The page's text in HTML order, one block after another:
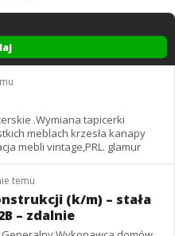
.Wymiana tapicerki
meblach krzesła kanapy
sofy fotele .renowacja mebli vintage,PRL. glamur
temu
(k/m) – stała
– zdalnie